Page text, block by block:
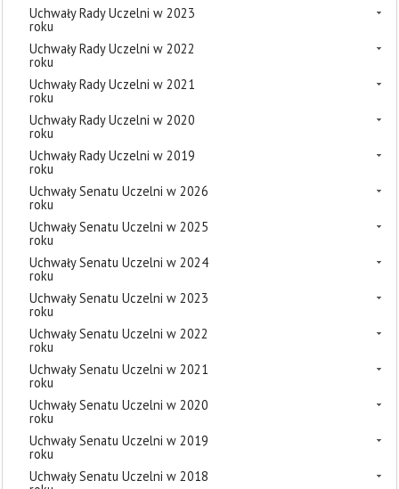
Uchwały Rady Uczelni w 2023
roku
Uchwały Rady Uczelni w 2022
roku
Uchwały Rady Uczelni w 2021
roku
Uchwały Rady Uczelni w 2020
roku
Uchwały Rady Uczelni w 2019
roku
Uchwały Senatu Uczelni w 2026
roku
Uchwały Senatu Uczelni w 2025
roku
Uchwały Senatu Uczelni w 2024
roku
Uchwały Senatu Uczelni w 2023
roku
Uchwały Senatu Uczelni w 2022
roku
Uchwały Senatu Uczelni w 2021
roku
Uchwały Senatu Uczelni w 2020
roku
Uchwały Senatu Uczelni w 2019
roku
Uchwały Senatu Uczelni w 2018